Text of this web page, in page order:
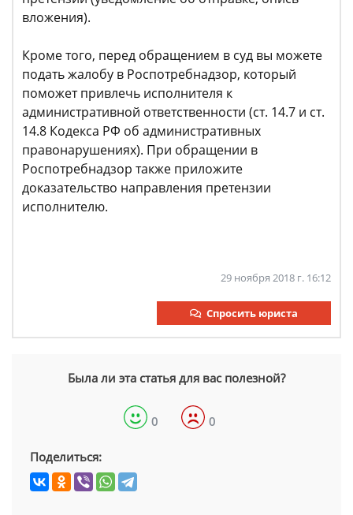
вложения).
Кроме того, перед обращением в суд вы можете
подать жалобу в Роспотребнадзор, который
поможет привлечь исполнителя к
административной ответственности (ст. 14.7 и ст.
14.8 Кодекса РФ об административных
правонарушениях). При обращении в
Роспотребнадзор также приложите
доказательство направления претензии
исполнителю.
29 ноября 2018 г. 16:12
Спросить юриста
Была ли эта статья для вас полезной?
0 0
Поделиться: